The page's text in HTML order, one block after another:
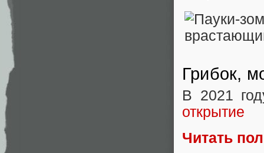
Грибок,
В 2021
открытие
Читать